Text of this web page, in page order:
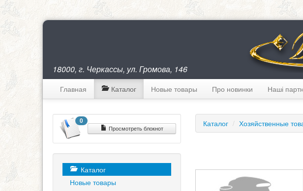
18000, г. Черкассы, ул. Громова, 146
Главная Каталог Новые товары Про новинки Наші
0
Просмотреть блокнот
Каталог
Новые товары
Каталог / Хозяйственные